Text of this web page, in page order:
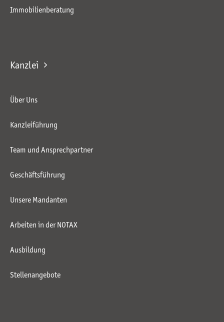
Immobilienberatung
Kanzlei
Über Uns
Kanzleiführung
Team und Ansprechpartner
Geschäftsführung
Unsere Mandanten
Arbeiten in der NOTAX
Ausbildung
Stellenangebote